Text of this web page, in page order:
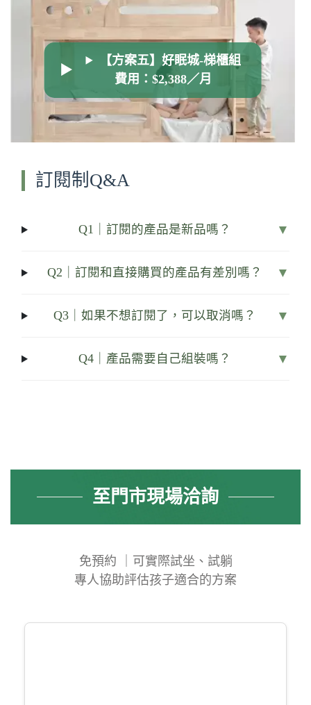
【方案五】好眠城-梯櫃組
費用：$2,388／月
訂閱制Q&A
Q1｜訂閱的產品是新品嗎？ ▼
Q2｜訂閱和直接購買的產品有差別嗎？ ▼
Q3｜如果不想訂閱了，可以取消嗎？ ▼
Q4｜產品需要自己組裝嗎？ ▼
至門市現場洽詢
免預約 ｜可實際試坐、試躺
專人協助評估孩子適合的方案